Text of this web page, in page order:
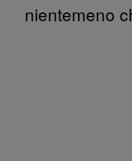
nientemeno